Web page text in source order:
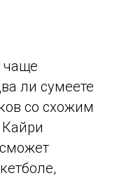
чаще
ли сумеете
со схожим